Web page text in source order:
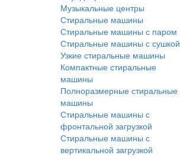
Музыкальные центры
Стиральные машины
Стиральные машины с паром
Стиральные машины с сушкой
Узкие стиральные машины
Компактные стиральные
машины
Полноразмерные стиральные
машины
Стиральные машины с
фронтальной загрузкой
Стиральные машины с
вертикальной загрузкой